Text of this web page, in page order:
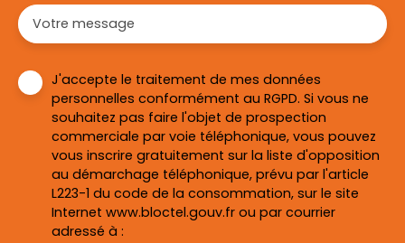
Votre message
J'accepte le traitement de mes données
personnelles conformément au RGPD. Si vous ne
souhaitez pas faire l'objet de prospection
commerciale par voie téléphonique, vous pouvez
vous inscrire gratuitement sur la liste d'opposition
au démarchage téléphonique, prévu par l'article
L223-1 du code de la consommation, sur le site
Internet www.bloctel.gouv.fr ou par courrier
adressé à :